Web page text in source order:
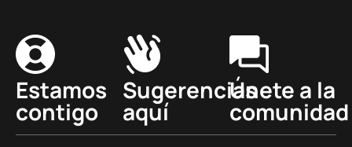
Estamos
contigo
Sugerencias
aquí
Únete a la
comunidad